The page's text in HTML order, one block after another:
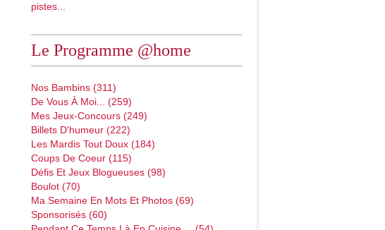
pistes...
Le Programme @home
Nos Bambins (311)
De Vous À Moi... (259)
Mes Jeux-Concours (249)
Billets D'humeur (222)
Les Mardis Tout Doux (184)
Coups De Coeur (115)
Défis Et Jeux Blogueuses (98)
Boulot (70)
Ma Semaine En Mots Et Photos (69)
Sponsorisés (60)